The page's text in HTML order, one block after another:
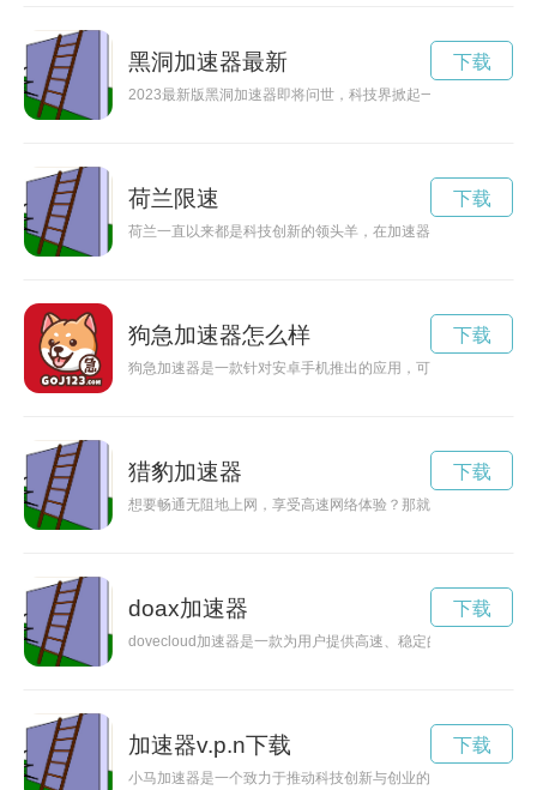
黑洞加速器最新
2023最新版黑洞加速器即将问世，科技界掀起一股新的探索热
下载
荷兰限速
荷兰一直以来都是科技创新的领头羊，在加速器行业更是独具
下载
狗急加速器怎么样
狗急加速器是一款针对安卓手机推出的应用，可以帮助用户快
下载
猎豹加速器
想要畅通无阻地上网，享受高速网络体验？那就赶紧下载香蕉
下载
doax加速器
dovecloud加速器是一款为用户提供高速、稳定的网络连接体
下载
加速器v.p.n下载
小马加速器是一个致力于推动科技创新与创业的平台，为有梦
下载